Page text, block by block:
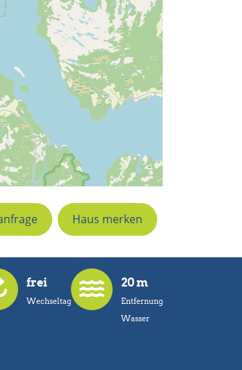
Haus merken
frei
Wechseltag
20 m
Entfernung
Wasser